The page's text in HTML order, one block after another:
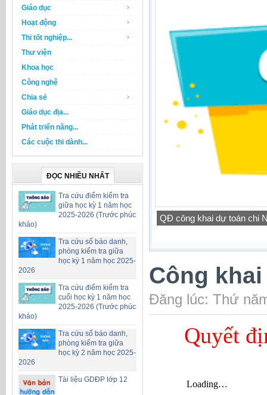
Giáo dục
Hoạt động
Thi tốt nghiệp...
Thư viện
Khoa học
Công nghệ
Chia sẻ
Giáo dục địa...
Phát triển năng...
Các cuộc thi dành...
ĐỌC NHIỀU NHẤT
Tra cứu điểm kiểm tra
giữa học kỳ 1 năm học
2025-2026 (Trước phúc
khảo)
Tra cứu số báo danh,
phòng kiểm tra giữa
học kỳ 1 năm học 2025-
2026
Tra cứu điểm kiểm tra
cuối học kỳ 1 năm học
2025-2026 (Trước phúc
khảo)
Tra cứu số báo danh,
phòng kiểm tra giữa
học kỳ 2 năm học 2025-
2026
Tài liệu GDĐP lớp 12
QĐ công khai dự toán chi
Công
Đăng lúc: Thứ
Quyết